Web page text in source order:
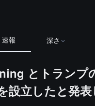
速報 深さ
とトランプ
設立したと発表